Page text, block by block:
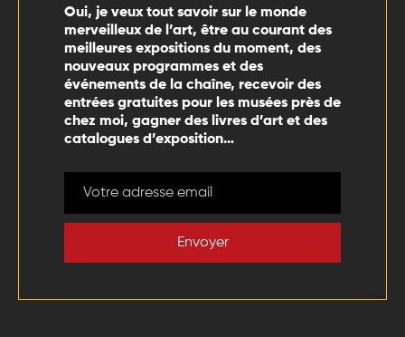
Oui, je veux tout savoir sur le monde
merveilleux de l’art, être au courant des
meilleures expositions du moment, des
nouveaux programmes et des
événements de la chaîne, recevoir des
entrées gratuites pour les musées près de
chez moi, gagner des livres d’art et des
catalogues d’exposition…
Envoyer